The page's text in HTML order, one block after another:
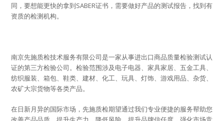
同，要想能更快的拿到SABER证书，需要做好产品的测试报告，找到有
资质的检测机构。
南京先施质检技术服务有限公司是一家从事进出口商品质量检验测试认
证的第三方检验公司。检验范围涉及电子电器、家具家居、五金工具、
纺织服装、箱包、鞋类、建材、化工、玩具、灯饰、游戏用品、杂货、
农矿大宗货物等各类产品。
在日新月异的国际市场，先施质检期望通过我们专业便捷的服务帮助您